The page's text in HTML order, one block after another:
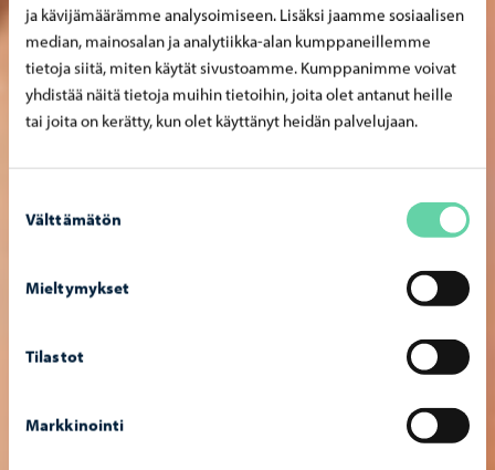
ja kävijämäärämme analysoimiseen. Lisäksi jaamme sosiaalisen
median, mainosalan ja analytiikka-alan kumppaneillemme
tietoja siitä, miten käytät sivustoamme. Kumppanimme voivat
yhdistää näitä tietoja muihin tietoihin, joita olet antanut heille
tai joita on kerätty, kun olet käyttänyt heidän palvelujaan.
valinta
Välttämätön
Mieltymykset
Tilastot
Markkinointi